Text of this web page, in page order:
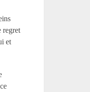
regret
et